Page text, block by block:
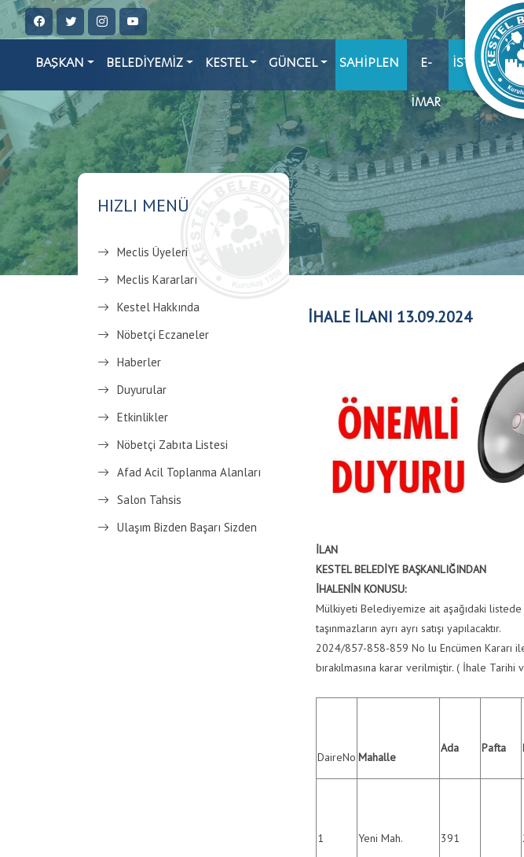
BAŞKAN BELEDİYEMİZ KESTEL GÜNCEL SAHIPLEN E-
İMAR
İSTIHDAM
HIZLI MENÜ
Meclis Üyeleri
Meclis Kararları
Kestel Hakkında
Nöbetçi Eczaneler
Haberler
Duyurular
Etkinlikler
Nöbetçi Zabıta Listesi
Afad Acil Toplanma Alanları
Salon Tahsis
Ulaşım Bizden Başarı Sizden
İHALE İLANI 13.09.2024
İLAN
KESTEL BELEDİYE BAŞKANLIĞINDAN
İHALENİN KONUSU:
Mülkiyeti Belediyemize ait aşağıdaki listede
taşınmazların ayrı ayrı satışı yapılacaktır.
2024/857-858-859 No lu Encümen Kararı
bırakılmasına karar verilmiştir. ( İhale
DaireNo Mahalle
Ada Pafta
1 Yeni Mah. 391